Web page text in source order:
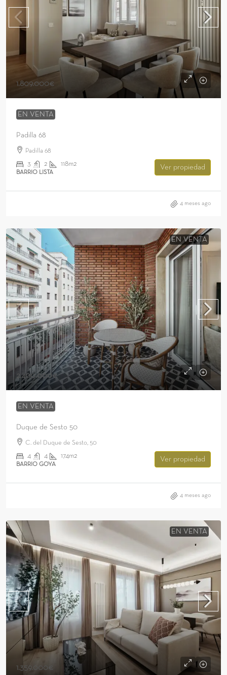
1.809.000€
EN VENTA
Padilla 68
Padilla 68
3 2 118m2
BARRIO LISTA
Ver propiedad
4 meses ago
EN VENTA
2.400.000€
EN VENTA
Duque de Sesto 50
C. del Duque de Sesto, 50
4 4 174m2
BARRIO GOYA
Ver propiedad
4 meses ago
EN VENTA
1.359.000€